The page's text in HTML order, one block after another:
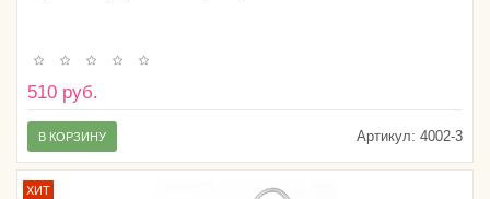
510 руб.
Артикул: 4002-3
В КОРЗИНУ
ХИТ